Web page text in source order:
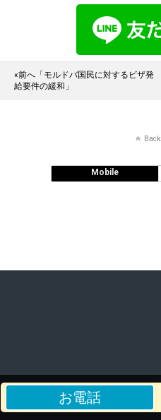
«前へ「モルドバ国民に対するビザ発
給要件の緩和」
お電話
Mobile